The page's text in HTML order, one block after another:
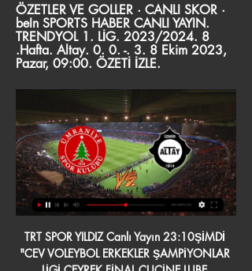
ÖZETLER VE GOLLER · CANLI SKOR ·
beIn SPORTS HABER CANLI YAYIN.
TRENDYOL 1. LİG. 2023/2024. 8
.Hafta. Altay. 0. 0. -. 3. 8 Ekim 2023,
Pazar, 09:00. ÖZETİ İZLE.
TRT SPOR YILDIZ Canlı Yayın 23:10ŞİMDİ "CEV VOLEYBOL ERKEKLER ŞAMPİYONLAR LİGİ ÇEYREK FİNAL CUCİNE LUBE CİVİTONOVA-HALKBANK ". 01:10 Haber Bülteni.

TRT Spor Canlı - Kesintisiz Yayın HD izle TRT Spor canlı yayınını HD kalitede kesintisiz olarak mobil ve bilgisayar üzerinden izleyin, frekans ve yayın akışına ulaşın.

Lechia Tomaszow Mazowiecki - KS Legionovia Legionowo maçı iddaa tahminleri, canlı yayını, en iyi tahmincilerden bahis yorumları ile Lechia Tomaszow Mazowiecki - KS Legionovia Legionowo maçı iddaa tahmin analizleri ProTipster farkıyla sizlerle!

TRT SPOR Canlı Yayın - TRT Spor - Türkiye`nin güncel ... (Canlı). 16:00 GÜNDEM FUTBOL (Canlı). 17:30 DÜNYADAN SPOR (Canlı). 18:00 SPOR MERKEZİ (Canlı). 20:00 TRENDYOL 1. LİG FUTBOL KARŞILAŞMASI 25. HAFTA ÜMRANİYESPOR - ...

TFF 2'nci Lig Kırmızı Grup'taki Ege derbisinde şampiyonluk yarışındaki Menemen Belediyespor, kümede kalmaya çalışan Bodrum Belediyesi Bodrumspor'u 2-1 mağlup etti. Ev sahibi Menemen'in gollerini 10. dakikada Samed Ali ve 84. dakikada Mustafa atarken konuk Bodrum'un tek golü 52. dakikada.

Belediye Derincespor-Elazığ Belediyespor: 0-0. 3. Grup. Medical Park Batman Petrolspor-Diyarbekirspor: 0-1. Malatya Yeşilyurtspor-Karacabey Belediyespor: 3-1.. Mustafa Kaplan maç sonu neler dedi? Gölbaşı Belediyespor 2 - Devlet Tiyatroları Spor Kulübü 1: FLAŞ ! Mert Çetin İtalya'daki dev maçta forma giydi

İstanbul Başakşehir (Türkei): Spiele der Saison 2018/2019. Vorherige Saison | Nächste Saison. Türkei: Süper Lig Saison 2018/2019. Spiele: 34 | Siege: 19.

Sivasspor ile MKE Ankaragücü Süper Lig’in 7. hafta maçında Sivas Yeni 4 Eylül Stadyumu’nda karşılaşacak. İki takım arasından oynanan 16 maçta Yiğidolar'ın rakibine karşı 10-1 üstünlüğü bulunuyor. İki takımın 5 maçında ise taraflar sahadan birer puanla ayrıldı. 28 Ekim 2019, Pazartesi.

Artvin Hopaspor ve Yeni Orduspor Kulubu takımları arasındaki maçlar nasıl sonuçlandı, hangi takım daha fazla kazandı? Artvin Hopaspor ve Yeni Orduspor Kulubu takımları arasındaki tüm.

Ana Sayfa Spor Adana Demirspor'da Osmanlıspor maçı hazırlıkları başladı Adana Demirspor'da Osmanlıspor maçı hazırlıkları başladı Spor Toto 1.Lig'de şampiyonluk hedefleyen Adana Demirspor, deplasmanda oynayacağı Osmanlıspor maçının hazırlıklarına bir günlük iznin ardından yaptığı antrenmanla başladı.

Beşiktaş Antalyaspor maçı 23 Ekim Pazar akşamı saat 19:00‘da başlayacak.Betsat’tan canlı olarak yayınlanacak mücadeleyi Barış Şimşek yönetecek.. Lider Beşiktaş son maçında konuk olduğu Trabzonspor’u deplasmanda 2-0 yendi.

31 Temmuz 2018 tarihinde Turkey U18 - Russia U18 maçını alternatif kanal seçeneklerimiz ile sitemizden canlı izleyebilirsiniz.. Turkey - Russia maçını izle, Turkey - Russia 01 Eylül 2017 maç yayınları, Stadyum.tv de saat: 21:00 canlı maç izle. Turkey U18 W - Russia U18 W maçını canlı …

Fenerbahçe U19 vs. Gençlerbirliği U19 - 6 February 2018 - Soccerway. Bahasa - Indonesia; Chinese (simplified). Fenerbahçe U19 vs. Gençlerbirliği U19 1 - 3.. İstanbulspor U19 More info: U19 Süper Lig table # Team MP D P; 1: Bursaspor U19: 34 +48: 80: 2:

Valbo FF ve Kvarnsvedens IK takımları arasındaki maçlar nasıl sonuçlandı, hangi takım daha fazla kazandı? Valbo FF ve Kvarnsvedens IK takımları arasındaki tüm karşılaştırmaları Takvim.com.tr canlı skor sayfasından takip edebilirsiniz.

Kalamunda Eastern Suns (Bayanlar) - East Perth Eagles (Bayanlar) arasında 22.06.2019 tarihinde oynanacak olan basketball maçını izlemek için maç saati …

Maç detayı sayfasında Premier Lig kapsamında oynanan Yeni Uni. César Vallejo – Deportivo Binacional karşılaşmasına ait tarih, saat, stat, stat kapasitesi, maç haftası, takımların son beş maçlarında aldıkları sonuçlar, canlı skor, TV yayıncısı, ilk yarı ve maç skoru, gol, golleri kimlerin hangi dakika-dakikalarda.

Club Ferrocarril Midland - Deportivo Merlo arasında 21.09.2019 tarihinde oynanacak olan football maçını izlemek için maç saati 16:45'da Polobet TV Güncel Giriş'den izleyebilirsiniz.

Spor Toto 3. Ligde mücadele eden Anagold 24 Erzincanspor, Ziraat Türkiye kupası elemesinde Süper Lig ekibi Adanaspor’u sahasında konuk etti. Oynanan müsabakada Anagold 24 Erzincanspor.

Altay - Ümraniyespor maçı ne zaman? Saat kaçta? Hangi 8 Eki 2023 — Müsabaka TRT Spor'da canlı yayınlanacak. Altay - Ümraniyespor MAÇI CANLI İZLE CANLI YAYIN. Galatasaray'dan ses getirecek transfer hamlesi ...

Tarih: 25 Ağustos 2019 13:12 Karagümrük, Alparslan Erdem ve Ramazan Civelek'in golleriyle Altınordu'yu deplasmanda 2-1 mağlup ederek 2'de 2 yaptı. Maçın ardından açıklamalarda bulunan Fatih Karagümrük Teknik Sorumlusu Atılay Canel, sezona çok iyi bir giriş yaptıklarını söyledi.

TRT Spor Canlı Yayın - HD Kesintisiz İzle! 20:00 Ümraniyespor - Altay. 22:00 Aktüel Futbol. 23:30 İleri Üçlü. Canlı TV izle. Canlı Tv izle, ulusal ve yerel birçok tv kanalına ait yayınları son ...

Ümraniyespor – Altay İzmir Canlı İzle 1 May 2021 — Ümraniyespor ile Altay İzmir, TFF 1.Lig 33.Hafta maçında karşı karşıya geliyor. Saat 16:00'da başlayan müsabaka Bein Sports Max 1 kanalından ...

Turgutluspor - Serik Belediyespor: 0-0 TFF 3. Lig 3. Grup'ta geçen hafta Bucaspor deplasmanından 3 puanla dönen Turgutluspor evinde kendisi gibi zirve mücadelesi veren Serik Belediyespor'la golsüz...

Pınar Karşıyaka, Waters ve Kennedy'nin basketleriyle periyodu 56-53 üstün tamamladı. Son periyotta 33. dakikayı 63-60 üstün geçen Pınar Karşıyaka önünde Fenner'le etkili olan konuk ekip, 35. dakikada 66-66 beraberliği yakaladı.

CANLI YAYIN | ÜMRANİYESPOR - GENÇLERBİRLİĞİ MAÇ YouTube YouTube 1:34:30

Yeni Malatyaspor - Galatasaray Bein Sports canlı izle, Yeni Malatyaspor - Galatasaray Bein Sports şifresiz izle, Yeni Malatyaspor - Galatasaray Bein Sports 1 canlı izle. Ana Sayfa Canlı Maç izle Taraftarium24 Futbolcafe tv izle Netspor tv izle Justin tv izle. 21 Eylül 2019 Cumartesi.

Trt Haber Canlı İzle . Türkiye‘nin ilk televizyon kanallarından biri olan TRT, bizlere Türkiye'den dünyadan haberler sunan TRT haber kanalıyla 24 saat haber yaparak haber açlığını gidermektedir. Trt Haber kanalı, Türkiye Radyo Televizyon Kurumu (TRT) tarafından 18 Mart 2010 tarihinde yayın hayatına başlamıştır.

Altay - Ümraniyespor Maç Özeti (Video) ÖZETLER VE GOLLER · CANLI SKOR · beIn SPORTS HABER CANLI YAYIN. TRENDYOL 1. LİG. 2023/2024. 8 .Hafta. Altay. 0. 0. -. 3. 8 Ekim 2023, Pazar, 09:00. ÖZETİ İZLE.

Elazığ Bld. - Ofspor, TFF 3. Lig maçı 13 10 2019 günü RTV 23 Elazığ, kanalından yayınlanacak. Maçın başlama saati 14:00.Karşılaşmayı izleyebileceğiniz platform ve …

İstanbullu Gelin yeni fragman izle! Son bölüm tek part!. Bornova Anadolu Lisesi nden mezun olan Bademci son olarak Kiralık Aşk dizisinde rol aldığı Sinan Karakaya karakteriyle.

Abbie Myers - Ivana Popovic arasında 28.09.2019 tarihinde oynanacak olan tennis maçını izlemek için maç saati 03:15'da SavoyBetting - Savoybet - Canlı Maç izle'den izleyebilirsiniz.

12 Aralık 2011 Pazartesi saat 20:00 canlı Bursaspor – Fenerbahçe Maçı izle, bedava online free lig tv izle bursa fener maçı izle, ligtv bursaspor f.bahçe maçını izle, spor toto süper lig 15.hafta kapanış maçı bursaspor fb maçı izle, bursaspor fenerbahçe maç özeti izle, maçın gollerini izle geniş özet izle video, 12.12.2011 saat 20:00 Bursaspor Fenerbahçe maçı.

Kadro sayfasında Karagümrük takımının güncel ve geçmiş sezonlarına ait kadro bilgilerine göz atabilirsiniz. Kadroda yer alan oyuncuları pozisyon, yaş, forma giydiği maç sayısı, ilk onbirde sahaya çıktığı maç sayısı, oynadığı toplam dakika, gol, asist, sarı kart ve …

TRT Avaz Canlı İzle TRT Avaz kanalını canlı izleyin.

Elazığ Harput Gazetesinden Teşekkürler... TEŞEKKÜRLER KARAMAN Hakan KAMAÇ Okul Sporları Genel Müdürlüğü tarafından Türkiye Satranç Federasyonu ve ana sponsoru Türkiye İş Bankası'nın katkılarıyla düzenlenen Okul Sporları Satranç Türkiye Birinciliği, 10-13 Haziran tarihleri arasında, Karaman Belediyesi Lütfi Elvan Kongre Merkezi’nde gerçekleştirildi.

Maçın ilk dakikalarında Sigortam.net İTÜ Yunus Akçay, Fenerbahçe Beko ise De Colo ile etkili olurken, 5. dakikayı sarı-lacivertli ekip 12-9 önde geçti. Düşük tempoda seyreden müsabakada zorlanmayan Fenerbahçe Beko, ilk çeyreği 19-15 önde tamamladı. İkinci çeyrekte de oyunun.

TRT SPOR YILDIZ CANLI İZLE - TRT Yıldız canlı yayın HD 18 Oca 2024 — | İspanya La Liga Ümraniyespor - Altay maçı ne zaman, saat kaçta ve hangi kanalda canlı yayınlanacak? | Trendyol 1. Lig · iPhone · Android ...

The 2017–18 Turkish Cup (Turkish: Türkiye Kupası) was the 56th season of the tournament. Ziraat Bankası is the sponsor of the tournament; thus the official name due to sponsorship was the Ziraat Turkish Cup.As the winners of the tournament, Akhisarspor earned an automatic berth to the group stage of the 2018–19 UEFA Europa League and also qualified for the 2018 Turkish Super Cup

Elazığ Belediyespor Futbol Kulübü 2019-2020 sezonu maç sonuçları, puan cetveli, fikstür ve kadrosu. Elazığ Belediyespor Futbol Kulübü 2019-2020 sezonu maç sonuçları, puan cetveli, fikstür ve kadrosu. Sporzip Beta v 0.14. Sporzip. Bld. Derincespor: 0 : 0: Elazığ Belediye.

Ankaragücü, Spor Toto Süper Lig’in 33. haftasında sahasında Demir Grup Sivasspor’u ağırladı. Başkent ekibi zorlu rakibine karşı 3 puanı 3 golle almasını bildi ve sahadan 3-1lik.

Fikstür sayfasında Ponte Preta takımının güncel ve geçmiş sezonlarına ait maç fikstürüne ulaşabilirsiniz. Yapacağınız turnuva seçimine göre, Ponte Preta takımının bu turnuvalarda aldığı sonuçlar önünüze gelecektir. Tercih etmeniz halinde ev sahibi ve deplasman maçlarına ayrıca göz atabilirsiniz.

CANLI| Altay- Ümraniyespor maçını canlı izle (Maç linki) 8 Eki 2023 — Altay - Ümraniyespor maçı 8 Ekim Pazar günü saat 19.00'da oynanacak. Müsabaka TRT Spor'da canlı yayınlanacak. Maçın hakemi belli oldu.

Balıkesirspor Baltok Adana Demirspor maçının ardından. Spor Toto 1. Lig takımlarından Adana Demirspor‘un teknik direktörü Ümit Özat, play-off hedeflerine ilişkin, “Son ana, son dakikaya, son saniyeye, son saliseye kadar kovalayacağız.

Şampiyonlar ligi Beşiktaş CS